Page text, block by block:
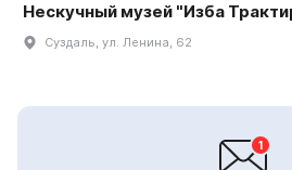
Нескучный музей "Изба
Суздаль, ул. Ленина, 62